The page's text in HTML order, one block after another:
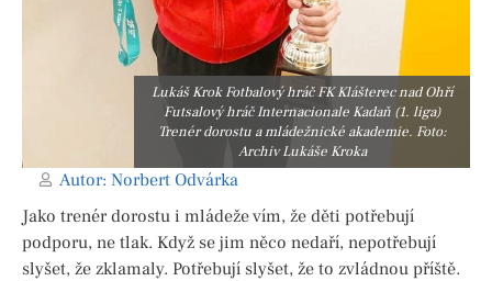
Lukáš Krok Fotbalový hráč FK Klášterec nad Ohří
Futsalový hráč Internacionale Kadaň (1. liga)
Trenér dorostu a mládežnické akademie. Foto:
Archiv Lukáše Kroka
Autor: Norbert Odvárka
Jako trenér dorostu i mládeže vím, že děti potřebují
podporu, ne tlak. Když se jim něco nedaří, nepotřebují
slyšet, že zklamaly. Potřebují slyšet, že to zvládnou příště.